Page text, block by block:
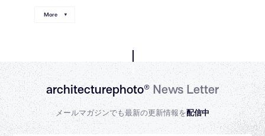
More
architecturephoto®News Letter
メールマガジンでも最新の更新情報を配信中